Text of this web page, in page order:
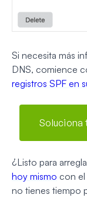
Si necesita más
DNS, comience
registros SPF en
Soluciona
¿Listo para
hoy mismo con el
no tienes tiempo